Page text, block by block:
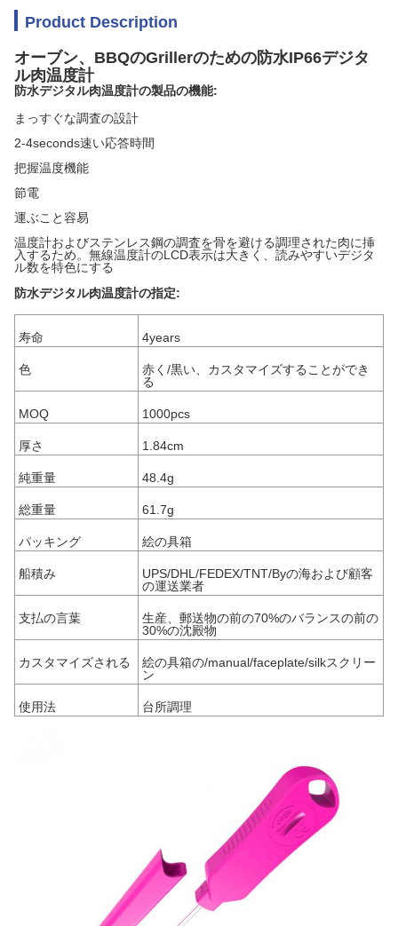
Product Description
オーブン、BBQのGrillerのための防水IP66デジタ
ル肉温度計
防水デジタル肉温度計の製品の機能:
まっすぐな調査の設計
2-4seconds速い応答時間
把握温度機能
節電
運ぶこと容易
温度計およびステンレス鋼の調査を骨を避ける調理された肉に挿
入するため。無線温度計のLCD表示は大きく、読みやすいデジタ
ル数を特色にする
防水デジタル肉温度計の指定:
寿命 4years
色
赤く/黒い、カスタマイズすることができ
る
MOQ 1000pcs
厚さ 1.84cm
純重量 48.4g
総重量 61.7g
パッキング 絵の具箱
船積み
UPS/DHL/FEDEX/TNT/Byの海および顧客
の運送業者
支払の言葉
生産、郵送物の前の70%のバランスの前の
30%の沈殿物
カスタマイズされる
絵の具箱の/manual/faceplate/silkスクリー
ン
使用法 台所調理